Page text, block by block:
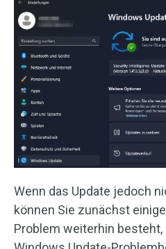
Wenn das Update jedoch
können Sie zunächst
Problem weiterhin besteht,